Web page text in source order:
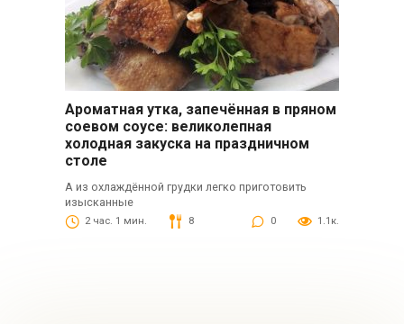
Ароматная утка, запечённая в пряном
соевом соусе: великолепная
холодная закуска на праздничном
столе
А из охлаждённой грудки легко приготовить
изысканные
2 час. 1 мин. 8 0 1.1к.